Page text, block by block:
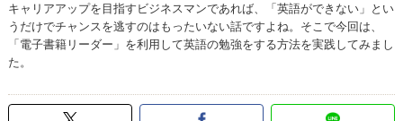
キャリアアップを目指すビジネスマンであれば、「英語ができない」とい
うだけでチャンスを逃すのはもったいない話ですよね。そこで今回は、
「電子書籍リーダー」を利用して英語の勉強をする方法を実践してみまし
た。